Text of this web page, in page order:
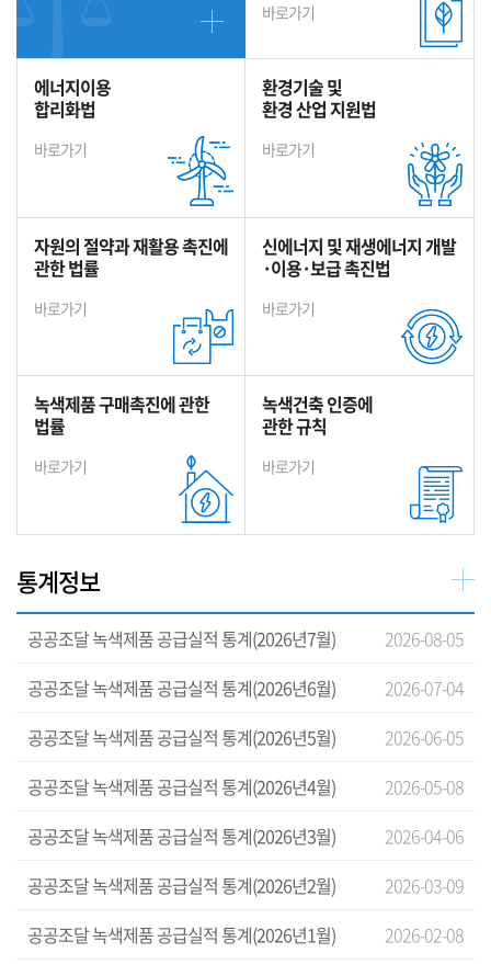
바로가기
에너지이용
합리화법
바로가기
환경기술 및
환경 산업 지원법
바로가기
자원의 절약과 재활용 촉진에
관한 법률
바로가기
신에너지 및 재생에너지 개발
·이용·보급 촉진법
바로가기
녹색제품 구매촉진에 관한
법률
바로가기
녹색건축 인증에
관한 규칙
바로가기
통계정보
공공조달 녹색제품 공급실적 통계(2026년7월)
2026-08-05
공공조달 녹색제품 공급실적 통계(2026년6월)
2026-07-04
공공조달 녹색제품 공급실적 통계(2026년5월)
2026-06-05
공공조달 녹색제품 공급실적 통계(2026년4월)
2026-05-08
공공조달 녹색제품 공급실적 통계(2026년3월)
2026-04-06
공공조달 녹색제품 공급실적 통계(2026년2월)
2026-03-09
공공조달 녹색제품 공급실적 통계(2026년1월)
2026-02-08